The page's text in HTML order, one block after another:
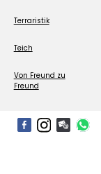
Terraristik
Teich
Von Freund zu
Freund